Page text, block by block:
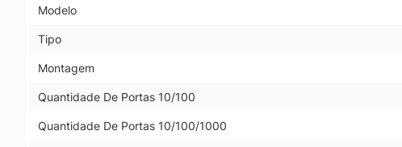
Modelo
Tipo
Montagem
Quantidade De Portas 10/100
Quantidade De Portas 10/100/1000